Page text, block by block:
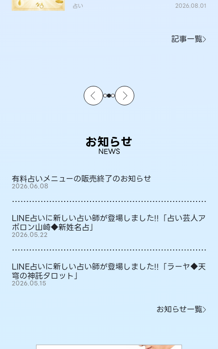
占い 2026.08.01
記事一覧
お知らせ
NEWS
有料占いメニューの販売終了のお知らせ
2026.06.08
LINE占いに新しい占い師が登場しました!!「占い芸人ア
ポロン山崎◆新姓名占」
2026.05.22
LINE占いに新しい占い師が登場しました!!「ラーヤ◆天
穹の神託タロット」
2026.05.15
お知らせ一覧